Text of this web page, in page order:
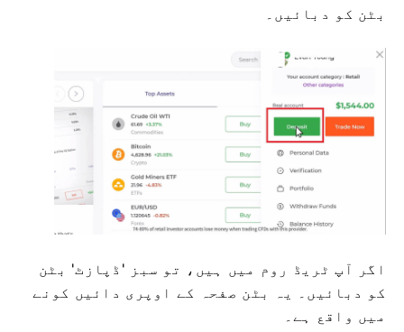
بٹن کو دبائیں۔
اگر آپ ٹریڈ روم میں ہیں، تو سبز 'ڈپازٹ' بٹن
کو دبائیں۔ یہ بٹن صفحہ کے اوپری دائیں کونے
میں واقع ہے۔